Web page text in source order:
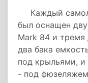
Каждый
был оснащен
Mark 84 и тремя
два бака
под крыльями, и
- под